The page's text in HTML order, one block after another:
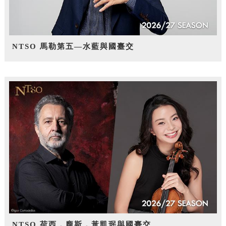
NTSO 馬勒第五—水藍與國臺交
NTSO 荷西．龐斯，黃凱珉與國臺交